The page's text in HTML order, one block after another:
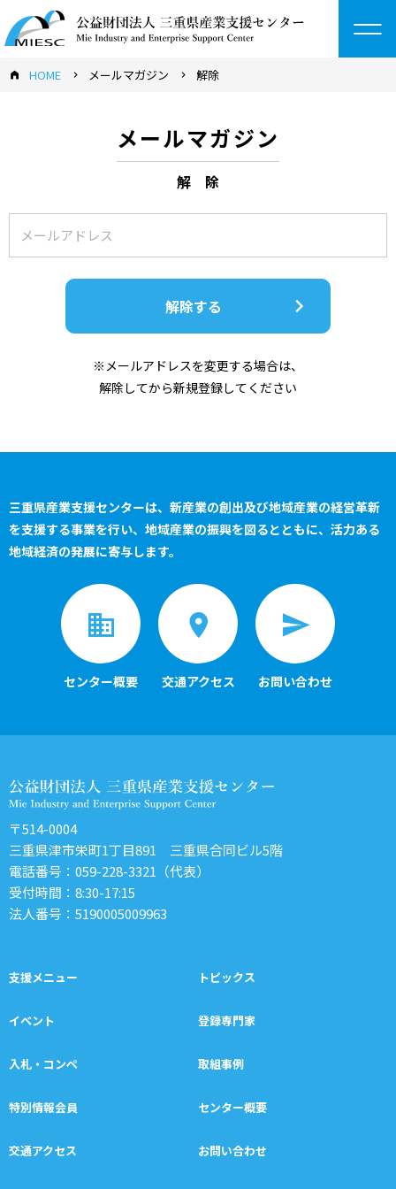
HOME メールマガジン 解除
メールマガジン
解 除
解除する
※メールアドレスを変更する場合は、
解除してから新規登録してください
三重県産業支援センターは、新産業の創出及び地域産業の経営革新
を支援する事業を行い、 地域産業の振興を図るとともに、活力ある
地域経済の発展に寄与します。
センター概要 交通アクセス お問い合わせ
〒514-0004
三重県津市栄町1丁目891 三重県合同ビル5階
電話番号： 059-228-3321 （代表）
受付時間：8:30-17:15
法人番号：5190005009963
支援メニュー トピックス
イベント 登録専門家
入札・コンペ 取組事例
特別情報会員 センター概要
交通アクセス お問い合わせ